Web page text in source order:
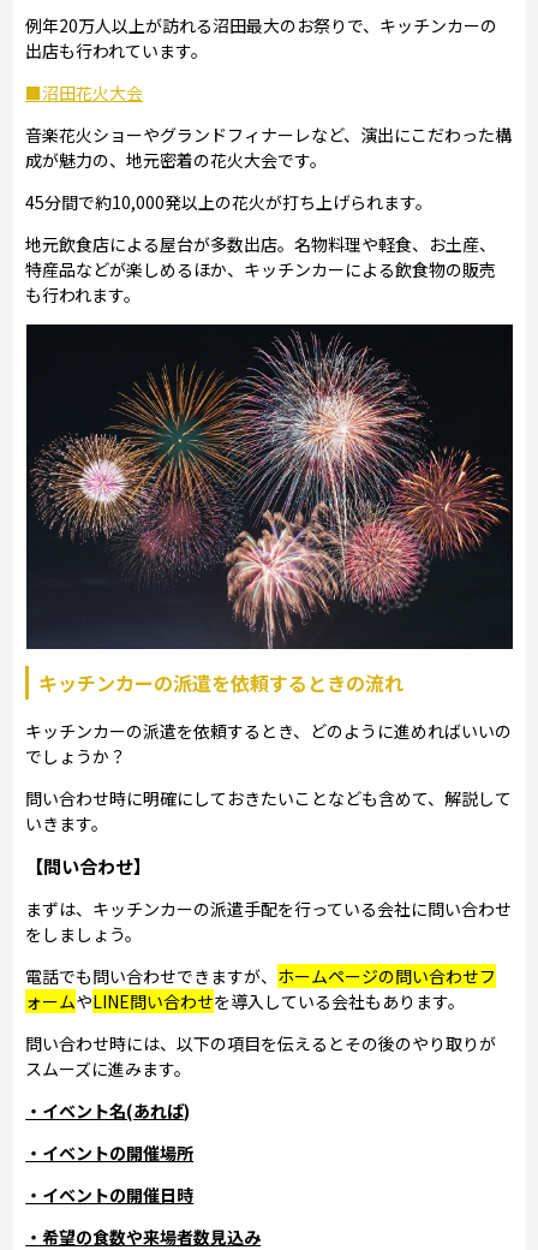
例年20万人以上が訪れる沼田最大のお祭りで、キッチンカーの
出店も行われています。
■沼田花火大会
音楽花火ショーやグランドフィナーレなど、演出にこだわった構
成が魅力の、地元密着の花火大会です。
45分間で約10,000発以上の花火が打ち上げられます。
地元飲食店による屋台が多数出店。名物料理や軽食、お土産、
特産品などが楽しめるほか、キッチンカーによる飲食物の販売
も行われます。
キッチンカーの派遣を依頼するときの流れ
キッチンカーの派遣を依頼するとき、どのように進めればいいの
でしょうか？
問い合わせ時に明確にしておきたいことなども含めて、解説して
いきます。
【問い合わせ】
まずは、キッチンカーの派遣手配を行っている会社に問い合わせ
をしましょう。
電話でも問い合わせできますが、 ホームページの問い合わせフ
ォームやLINE問い合わせを導入している会社もあります。
問い合わせ時には、以下の項目を伝えるとその後のやり取りが
スムーズに進みます。
・イベント名(あれば)
・イベントの開催場所
・イベントの開催日時
・希望の食数や来場者数見込み